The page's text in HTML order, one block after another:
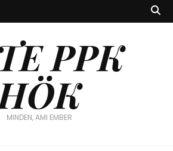
PPK
MINDEN, AMI EMBER